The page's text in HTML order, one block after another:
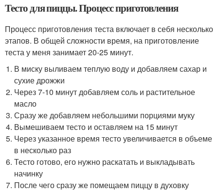
Тесто для пиццы. Процесс приготовления
Процесс приготовления теста включает в себя несколько
этапов. В общей сложности время, на приготовление
теста у меня занимает 20-25 минут.
В миску выливаем теплую воду и добавляем сахар и
сухие дрожжи
Через 7-10 минут добавляем соль и растительное
масло
Сразу же добавляем небольшими порциями муку
Вымешиваем тесто и оставляем на 15 минут
Через указанное время тесто увеличивается в объеме
в несколько раз
Тесто готово, его нужно раскатать и выкладывать
начинку
После чего сразу же помещаем пиццу в духовку